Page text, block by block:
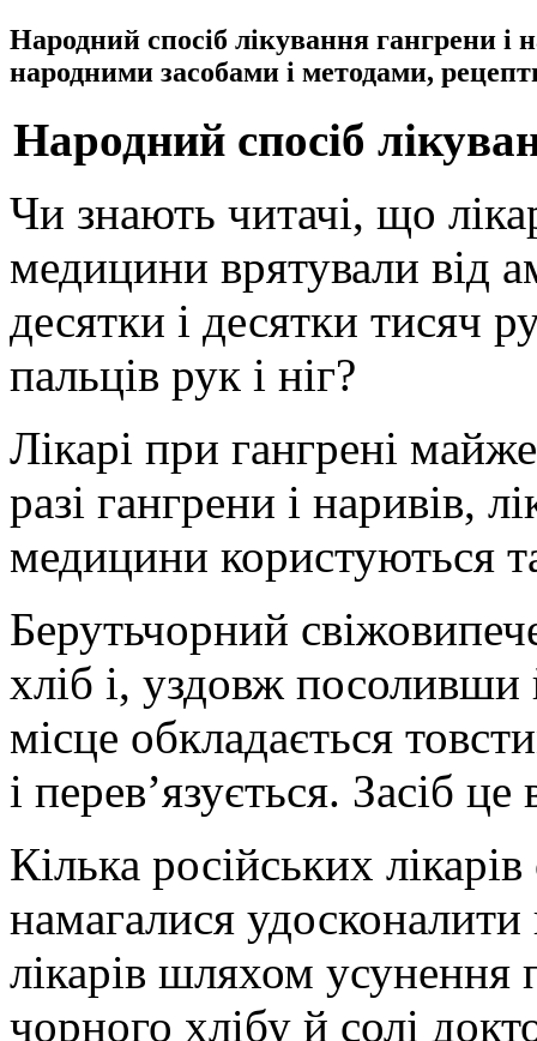
Народний спосіб лікування гангрени
народними засобами і методами,
Народний спосіб
Чи знають читачі, що
медицини врятували від
десятки і десятки тисяч
пальців рук і ніг?
Лікарі при гангрені
разі гангрени і наривів,
медицини користуються
Берутьчорний
хліб і, уздовж
місце обкладається
і перев’язується. Засіб
Кілька російських
намагалися
лікарів шляхом
чорного хлібу й солі